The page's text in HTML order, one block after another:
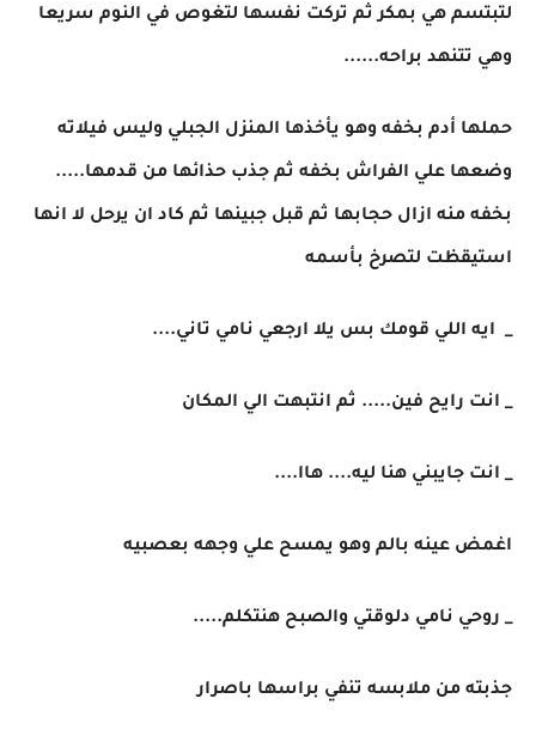
لتبتسم هي بمكر ثم تركت نفسها لتغوص في النوم سريعا
وهي تتنهد براحه......
حملها أدم بخفه وهو يأخذها المنزل الجبلي وليس فيلاته
وضعها علي الفراش بخفه ثم جذب حذائها من قدمها.....
بخفه منه ازال حجابها ثم قبل جبينها ثم كاد ان يرحل لا انها
استيقظت لتصرخ بأسمه
_ ايه اللي قومك بس يلا ارجعي نامي تاني....
_ انت رايح فين..... ثم انتبهت الي المكان
_ انت جايبني هنا ليه.... هاا....
اغمض عينه بالم وهو يمسح علي وجهه بعصبيه
_ روحي نامي دلوقتي والصبح هنتكلم.....
جذبته من ملابسه تنفي براسها باصرار